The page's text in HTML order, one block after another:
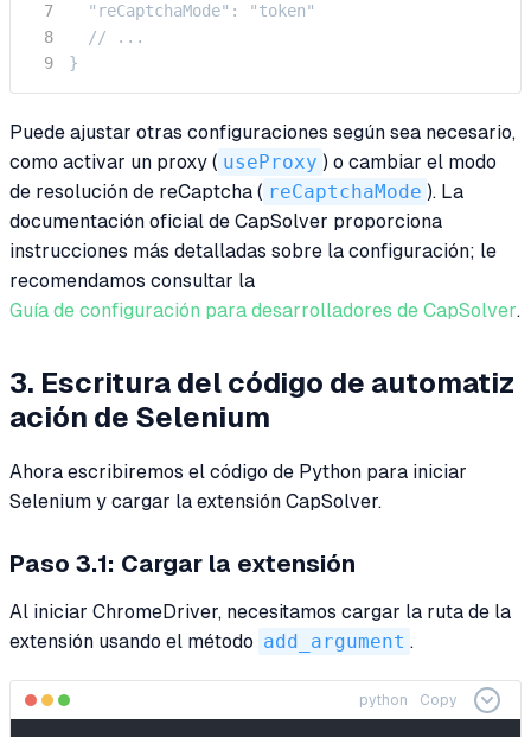
  "reCaptchaMode": "token"
  // ...
}
Puede ajustar otras configuraciones según sea necesario,
como activar un proxy ( useProxy ) o cambiar el modo
de resolución de reCaptcha ( reCaptchaMode ). La
documentación oficial de CapSolver proporciona
instrucciones más detalladas sobre la configuración; le
recomendamos consultar la
Guía de configuración para desarrolladores de CapSolver.
3. Escritura del código de automatiz
ación de Selenium
Ahora escribiremos el código de Python para iniciar
Selenium y cargar la extensión CapSolver.
Paso 3.1: Cargar la extensión
Al iniciar ChromeDriver, necesitamos cargar la ruta de la
extensión usando el método add_argument .
python Copy